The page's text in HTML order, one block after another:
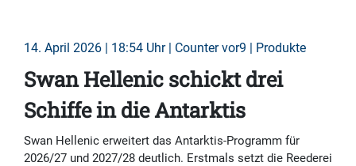
14. April 2026 | 18:54 Uhr | Counter vor9 | Produkte
Swan Hellenic schickt drei
Schiffe in die Antarktis
Swan Hellenic erweitert das Antarktis-Programm für
2026/27 und 2027/28 deutlich. Erstmals setzt die Reederei